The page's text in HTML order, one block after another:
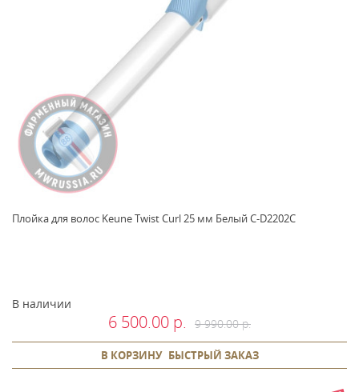
Плойка для волос Keune Twist Curl 25 мм Белый C-D2202C
В наличии
6 500.00 р. 9 990.00 р.
В КОРЗИНУ БЫСТРЫЙ ЗАКАЗ